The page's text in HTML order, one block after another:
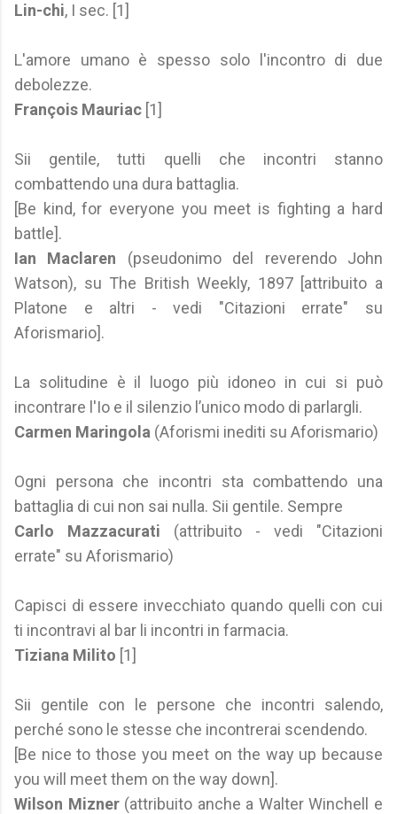
Lin-chi, I sec. [1]
L'amore umano è spesso solo l'incontro di due
debolezze.
François Mauriac [1]
Sii gentile, tutti quelli che incontri stanno
combattendo una dura battaglia.
[Be kind, for everyone you meet is fighting a hard
battle].
Ian Maclaren (pseudonimo del reverendo John
Watson), su The British Weekly, 1897 [attribuito a
Platone e altri - vedi "Citazioni errate" su
Aforismario].
La solitudine è il luogo più idoneo in cui si può
incontrare l'Io e il silenzio l’unico modo di parlargli.
Carmen Maringola (Aforismi inediti su Aforismario)
Ogni persona che incontri sta combattendo una
battaglia di cui non sai nulla. Sii gentile. Sempre
Carlo Mazzacurati (attribuito - vedi "Citazioni
errate" su Aforismario)
Capisci di essere invecchiato quando quelli con cui
ti incontravi al bar li incontri in farmacia.
Tiziana Milito [1]
Sii gentile con le persone che incontri salendo,
perché sono le stesse che incontrerai scendendo.
[Be nice to those you meet on the way up because
you will meet them on the way down].
Wilson Mizner(attribuito anche a Walter Winchell e